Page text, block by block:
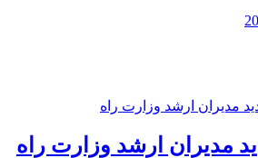
مدیران ارشد وزارت راه